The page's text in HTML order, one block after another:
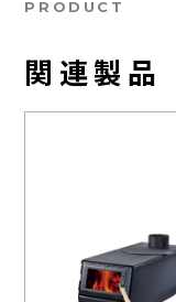
PRODUCT
関連製品